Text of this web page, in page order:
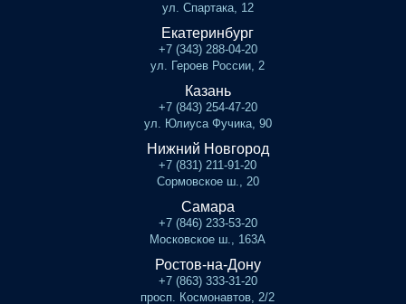
ул. Спартака, 12
Екатеринбург
+7 (343) 288-04-20
ул. Героев России, 2
Казань
+7 (843) 254-47-20
ул. Юлиуса Фучика, 90
Нижний Новгород
+7 (831) 211-91-20
Сормовское ш., 20
Самара
+7 (846) 233-53-20
Московское ш., 163А
Ростов-на-Дону
+7 (863) 333-31-20
просп. Космонавтов, 2/2